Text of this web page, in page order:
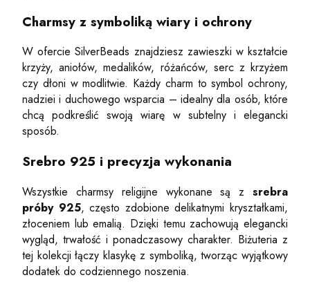
Charmsy z symboliką wiary i ochrony
W ofercie SilverBeads znajdziesz zawieszki w kształcie
krzyży, aniołów, medalików, różańców, serc z krzyżem
czy dłoni w modlitwie. Każdy charm to symbol ochrony,
nadziei i duchowego wsparcia – idealny dla osób, które
chcą podkreślić swoją wiarę w subtelny i elegancki
sposób.
Srebro 925 i precyzja wykonania
Wszystkie charmsy religijne wykonane są z srebra
próby 925, często zdobione delikatnymi kryształkami,
złoceniem lub emalią. Dzięki temu zachowują elegancki
wygląd, trwałość i ponadczasowy charakter. Biżuteria z
tej kolekcji łączy klasykę z symboliką, tworząc wyjątkowy
dodatek do codziennego noszenia.